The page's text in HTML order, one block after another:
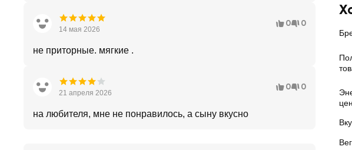
14 мая 2026
0 0
не приторные. мягкие .
21 апреля 2026
0 0
на любителя, мне не понравилось, а сыну вкусно